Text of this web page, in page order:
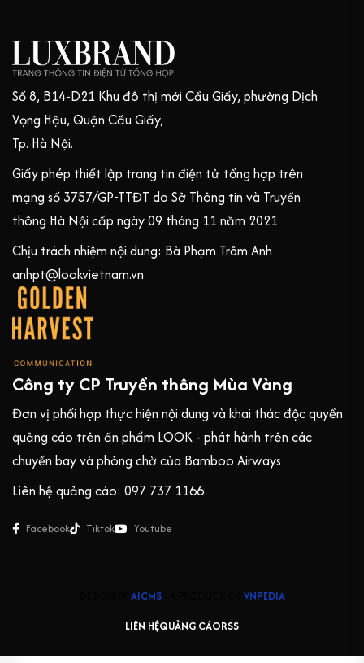
Số 8, B14-D21 Khu đô thị mới Cầu Giấy, phường Dịch
Vọng Hậu, Quận Cầu Giấy,
Tp. Hà Nội.
Giấy phép thiết lập trang tin điện tử tổng hợp trên
mạng số 3757/GP-TTĐT do Sở Thông tin và Truyền
thông Hà Nội cấp ngày 09 tháng 11 năm 2021
Chịu trách nhiệm nội dung: Bà Phạm Trâm Anh
anhpt@lookvietnam.vn
Công ty CP Truyền thông Mùa Vàng
Đơn vị phối hợp thực hiện nội dung và khai thác độc quyền
quảng cáo trên ấn phẩm LOOK - phát hành trên các
chuyến bay và phòng chờ của Bamboo Airways
Liên hệ quảng cáo: 097 737 1166
Facebook Tiktok Youtube
AICMS- A PRODUCT OF VNPEDIA
LIÊN HỆQUẢNG CÁORSS